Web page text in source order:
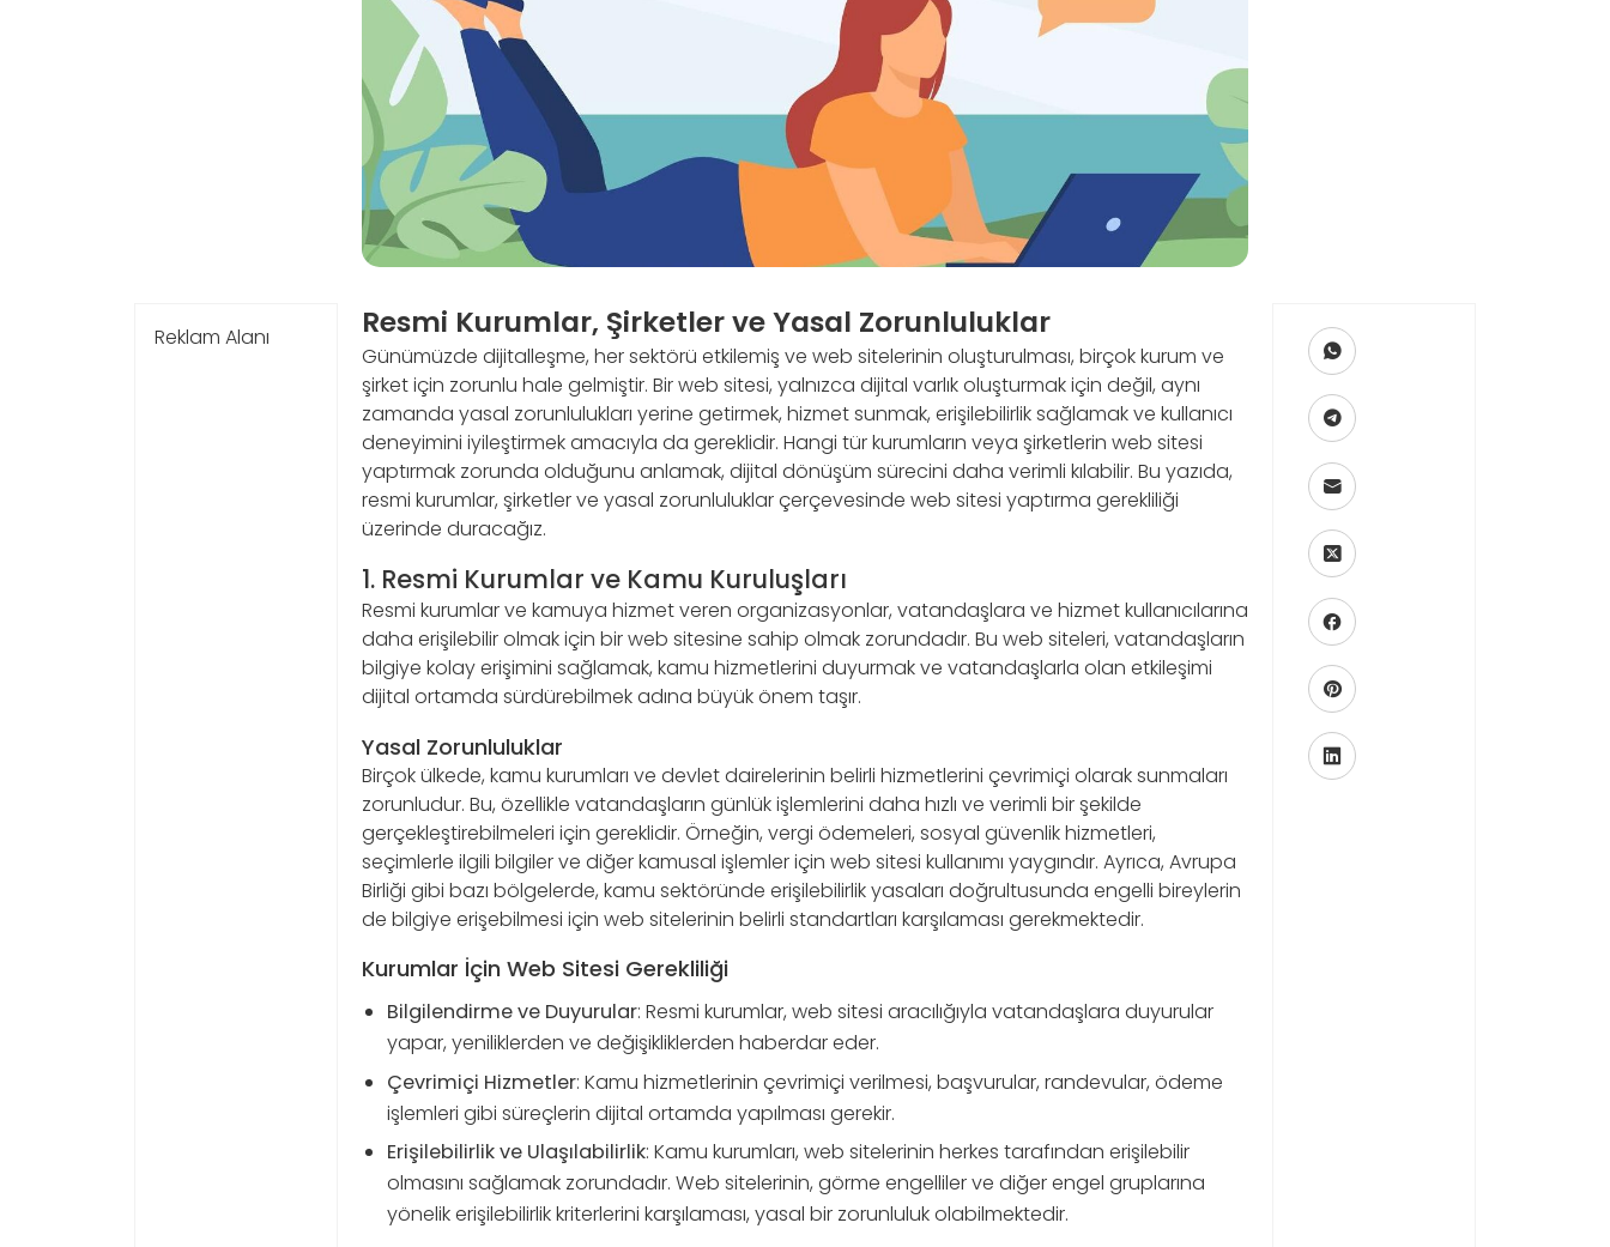
Reklam Alanı Resmi Kurumlar, Şirketler ve Yasal Zorunluluklar
Günümüzde dijitalleşme, her sektörü etkilemiş ve web sitelerinin oluşturulması, birçok kurum ve
şirket için zorunlu hale gelmiştir. Bir web sitesi, yalnızca dijital varlık oluşturmak için değil, aynı
zamanda yasal zorunlulukları yerine getirmek, hizmet sunmak, erişilebilirlik sağlamak ve kullanıcı
deneyimini iyileştirmek amacıyla da gereklidir. Hangi tür kurumların veya şirketlerin web sitesi
yaptırmak zorunda olduğunu anlamak, dijital dönüşüm sürecini daha verimli kılabilir. Bu yazıda,
resmi kurumlar, şirketler ve yasal zorunluluklar çerçevesinde web sitesi yaptırma gerekliliği
üzerinde duracağız.
1. Resmi Kurumlar ve Kamu Kuruluşları
Resmi kurumlar ve kamuya hizmet veren organizasyonlar, vatandaşlara ve hizmet kullanıcılarına
daha erişilebilir olmak için bir web sitesine sahip olmak zorundadır. Bu web siteleri, vatandaşların
bilgiye kolay erişimini sağlamak, kamu hizmetlerini duyurmak ve vatandaşlarla olan etkileşimi
dijital ortamda sürdürebilmek adına büyük önem taşır.
Yasal Zorunluluklar
Birçok ülkede, kamu kurumları ve devlet dairelerinin belirli hizmetlerini çevrimiçi olarak sunmaları
zorunludur. Bu, özellikle vatandaşların günlük işlemlerini daha hızlı ve verimli bir şekilde
gerçekleştirebilmeleri için gereklidir. Örneğin, vergi ödemeleri, sosyal güvenlik hizmetleri,
seçimlerle ilgili bilgiler ve diğer kamusal işlemler için web sitesi kullanımı yaygındır. Ayrıca, Avrupa
Birliği gibi bazı bölgelerde, kamu sektöründe erişilebilirlik yasaları doğrultusunda engelli bireylerin
de bilgiye erişebilmesi için web sitelerinin belirli standartları karşılaması gerekmektedir.
Kurumlar İçin Web Sitesi Gerekliliği
Bilgilendirme ve Duyurular: Resmi kurumlar, web sitesi aracılığıyla vatandaşlara duyurular
yapar, yeniliklerden ve değişikliklerden haberdar eder.
Çevrimiçi Hizmetler: Kamu hizmetlerinin çevrimiçi verilmesi, başvurular, randevular, ödeme
işlemleri gibi süreçlerin dijital ortamda yapılması gerekir.
Erişilebilirlik ve Ulaşılabilirlik: Kamu kurumları, web sitelerinin herkes tarafından erişilebilir
olmasını sağlamak zorundadır. Web sitelerinin, görme engelliler ve diğer engel gruplarına
yönelik erişilebilirlik kriterlerini karşılaması, yasal bir zorunluluk olabilmektedir.